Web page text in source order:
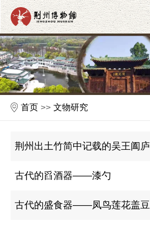
首页 >>文物研究
荆州出土竹简中记载的吴王阖庐
古代的舀酒器——漆勺
古代的盛食器——凤鸟莲花盖豆